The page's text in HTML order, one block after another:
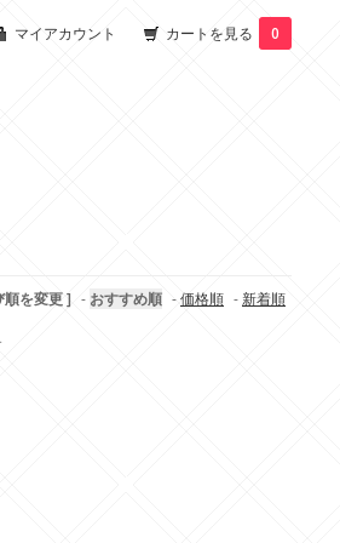
マイアカウント カートを見る 0
順を変更 ] - おすすめ順 -価格順 -新着順